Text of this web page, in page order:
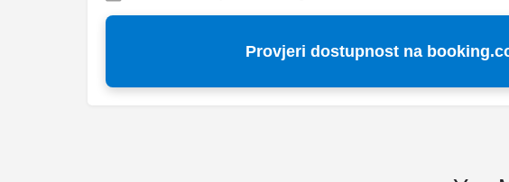
Provjeri dostupnost na